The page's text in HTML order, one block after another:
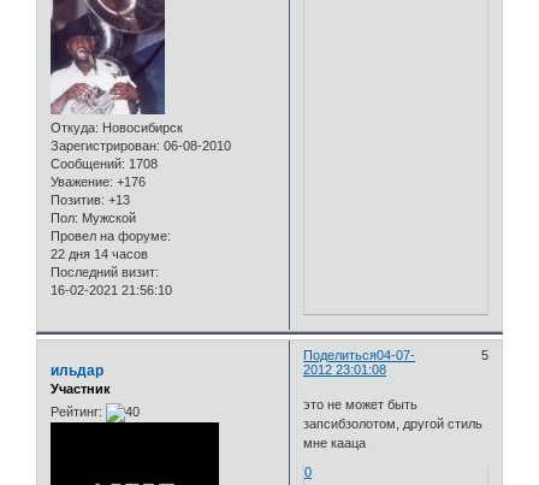
Откуда: Новосибирск
Зарегистрирован: 06-08-2010
Сообщений: 1708
Уважение: +176
Позитив: +13
Пол: Мужской
Провел на форуме:
22 дня 14 часов
Последний визит:
16-02-2021 21:56:10
Поделиться 5
04-07-
2012 23:01:08
ильдар
Участник
Рейтинг:
это не может быть
запсибзолотом, другой стиль
мне кааца
0